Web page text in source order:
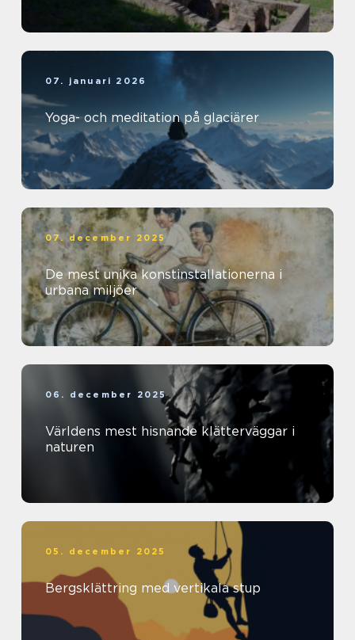
07. januari 2026
Yoga- och meditation på glaciärer
07. december 2025
De mest unika konstinstallationerna i
urbana miljöer
06. december 2025
Världens mest hisnande klätterväggar i
naturen
05. december 2025
Bergsklättring med vertikala stup